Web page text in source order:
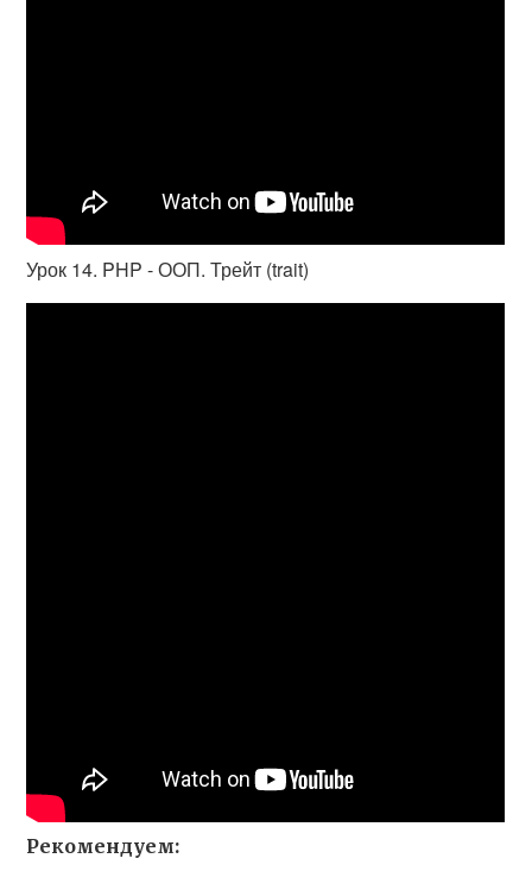
Урок 14. PHP - ООП. Трейт (trait)
Рекомендуем: